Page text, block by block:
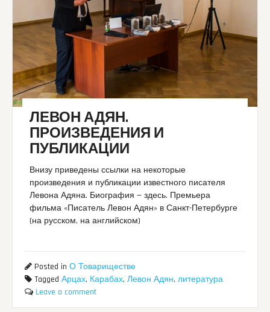
ЛЕВОН АДЯН.
ПРОИЗВЕДЕНИЯ И
ПУБЛИКАЦИИ
Внизу приведены ссылки на некоторые
произведения и публикации известного писателя
Левона Адяна. Биография — здесь. Премьера
фильма «Писатель Левон Адян» в Санкт-Петербурге
(на русском, на английском)
Posted inО Товариществе
TaggedАрцах, Карабах,Левон Адян,литература
Leave a comment